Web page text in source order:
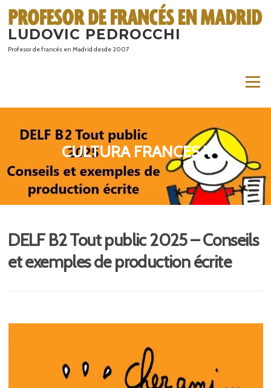
contenido
LUDOVIC PEDROCCHI
Profesor de francés en Madrid desde 2007
Menú
CULTURA FRANCESA
DELF B2 Tout public 2025 – Conseils
et exemples de production écrite